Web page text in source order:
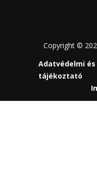
Copyright ©
Adatvédelmi
tájékoztató